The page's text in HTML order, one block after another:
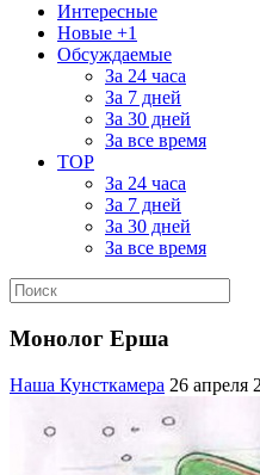
Интересные
Новые +1
Обсуждаемые
За 24 часа
За 7 дней
За 30 дней
За все время
TOP
За 24 часа
За 7 дней
За 30 дней
За все время
Монолог Ерша
Наша Кунсткамера 26 апреля